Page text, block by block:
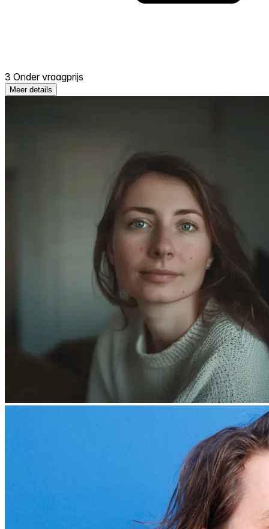
3 Onder vraagprijs
Meer details